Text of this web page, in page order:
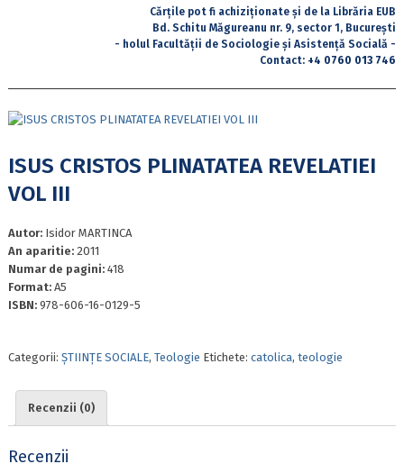
Cărțile pot fi achiziționate și de la Librăria EUB
Bd. Schitu Măgureanu nr. 9, sector 1, București
- holul Facultății de Sociologie și Asistență Socială -
Contact: +4 0760 013 746
ISUS CRISTOS PLINATATEA REVELATIEI
VOL III
Autor: Isidor MARTINCA
An aparitie: 2011
Numar de pagini: 418
Format: A5
ISBN: 978-606-16-0129-5
Categorii: ȘTIINȚE SOCIALE, Teologie Etichete: catolica, teologie
Recenzii (0)
Recenzii